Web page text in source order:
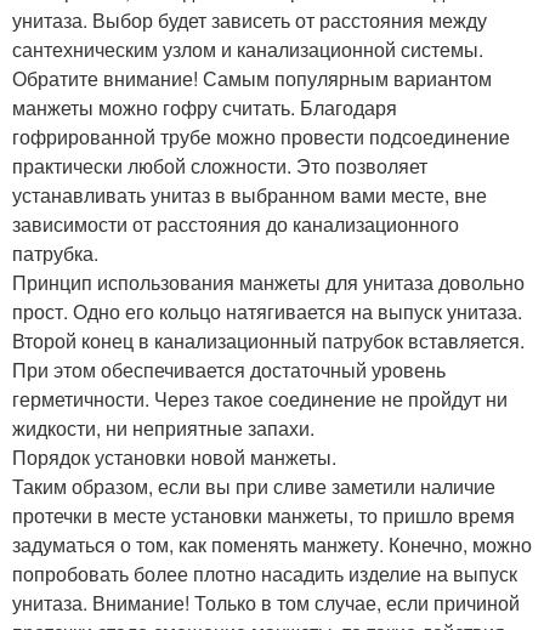
унитаза. Выбор будет зависеть от расстояния между
сантехническим узлом и канализационной системы.
Обратите внимание! Самым популярным вариантом
манжеты можно гофру считать. Благодаря
гофрированной трубе можно провести подсоединение
практически любой сложности. Это позволяет
устанавливать унитаз в выбранном вами месте, вне
зависимости от расстояния до канализационного
патрубка.
Принцип использования манжеты для унитаза довольно
прост. Одно его кольцо натягивается на выпуск унитаза.
Второй конец в канализационный патрубок вставляется.
При этом обеспечивается достаточный уровень
герметичности. Через такое соединение не пройдут ни
жидкости, ни неприятные запахи.
Порядок установки новой манжеты.
Таким образом, если вы при сливе заметили наличие
протечки в месте установки манжеты, то пришло время
задуматься о том, как поменять манжету. Конечно, можно
попробовать более плотно насадить изделие на выпуск
унитаза. Внимание! Только в том случае, если причиной